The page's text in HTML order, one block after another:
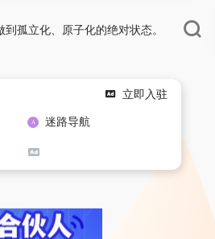
孤立化、原子化的绝对状态。
立即入驻
迷路导航